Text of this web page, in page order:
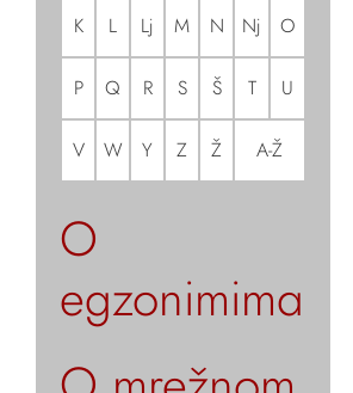
K L Lj M N Nj O
P Q R S Š T U
V W Y Z Ž A-Ž
O
egzonimima